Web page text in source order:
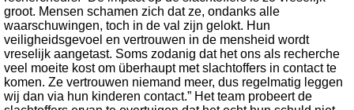
groot. Mensen schamen zich dat ze, ondanks alle
waarschuwingen, toch in de val zijn gelokt. Hun
veiligheidsgevoel en vertrouwen in de mensheid wordt
vreselijk aangetast. Soms zodanig dat het ons als recherche
veel moeite kost om überhaupt met slachtoffers in contact te
komen. Ze vertrouwen niemand meer, dus regelmatig leggen
wij dan via hun kinderen contact.” Het team probeert de